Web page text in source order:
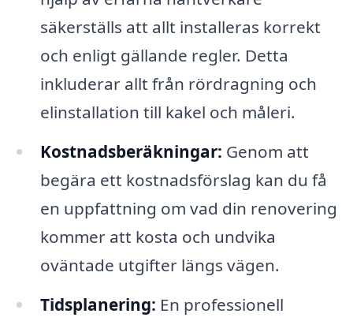
säkerställs att allt installeras korrekt
och enligt gällande regler. Detta
inkluderar allt från rördragning och
elinstallation till kakel och måleri.
Kostnadsberäkningar: Genom att
begära ett kostnadsförslag kan du få
en uppfattning om vad din renovering
kommer att kosta och undvika
oväntade utgifter längs vägen.
Tidsplanering: En professionell